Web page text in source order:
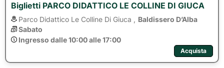
Biglietti PARCO DIDATTICO LE COLLINE DI GIUCA
Parco Didattico Le Colline Di Giuca ,
Baldissero D’Alba
Sabato
Ingresso dalle 10:00 alle 17:00
Acquista